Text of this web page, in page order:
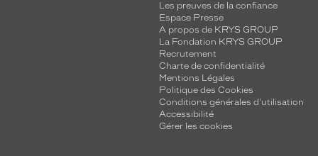
Les preuves de la confiance
Espace Presse
A propos de KRYS GROUP
La Fondation KRYS GROUP
Recrutement
Charte de confidentialité
Mentions Légales
Politique des Cookies
Conditions générales d'utilisation
Accessibilité
Gérer les cookies